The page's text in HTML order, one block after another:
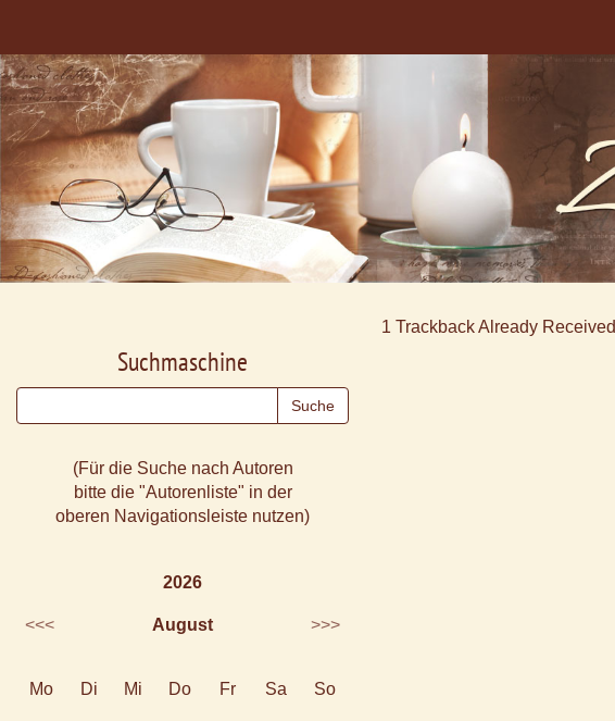
1 Trackback Already Received
Suchmaschine
(Für die Suche nach Autoren
bitte die "Autorenliste" in der
oberen Navigationsleiste nutzen)
2026
<<< August >>>
Mo Di Mi Do Fr Sa So